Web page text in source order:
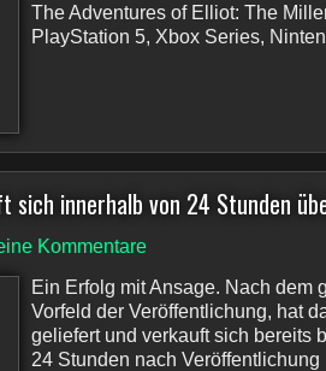
The Adventures of Elliot: The
PlayStation 5, Xbox Series,
sich innerhalb von 24 Stunden
Kommentare
Ein Erfolg mit Ansage. Nach dem
Vorfeld der Veröffentlichung, hat
geliefert und verkauft sich bereits
24 Stunden nach Veröffentlichung